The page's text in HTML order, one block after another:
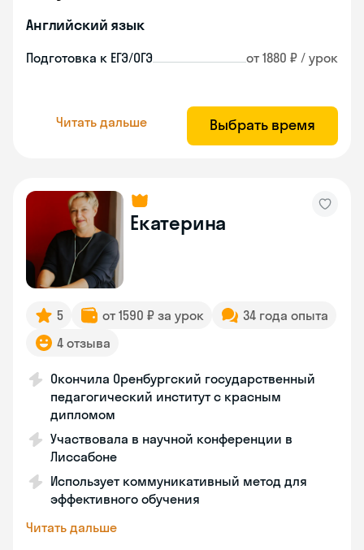
Английский язык
Подготовка к ЕГЭ/ОГЭ от 1880 ₽ / урок
Читать дальше Выбрать время
Екатерина
5 от 1590 ₽ за урок
34 года опыта
4 отзыва
Окончила Оренбургский государственный
педагогический институт с красным
дипломом
Участвовала в научной конференции в
Лиссабоне
Использует коммуникативный метод для
эффективного обучения
Читать дальше